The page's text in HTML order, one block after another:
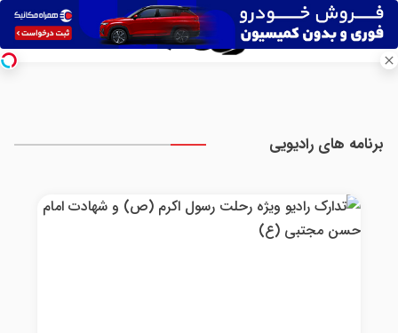
برنامه های رادیویی